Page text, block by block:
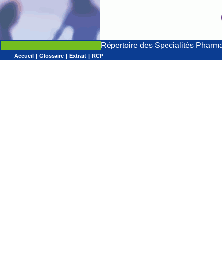
Répertoire des Spécialités
Accueil | Glossaire | Extrait | RCP